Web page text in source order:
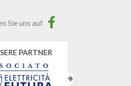
Sie uns auf
PARTNER